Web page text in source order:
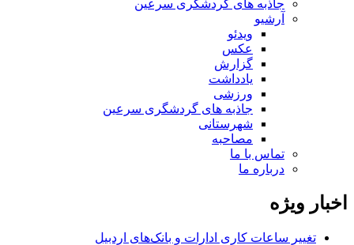
جاذبه های گردشگری سرعین
آرشیو
ویدئو
عکس
گزارش
یادداشت
ورزشی
جاذبه های گردشگری سرعین
شهرستانی
مصاحبه
تماس با ما
درباره ما
اخبار ویژه
تغییر ساعات کاری ادارات و بانک‌های اردبیل